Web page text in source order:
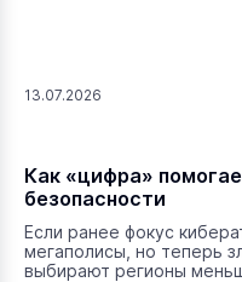
13.07.2026
Как «цифра»
безопасности
Если ранее фокус
мегаполисы, но теперь
выбирают регионы